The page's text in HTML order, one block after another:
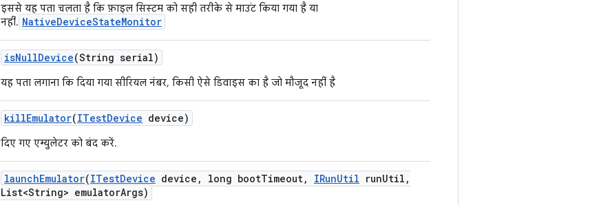
इससे यह पता चलता है कि फ़ाइल सिस्टम को सही तरीके से माउंट किया गया है या
नहीं. NativeDeviceStateMonitor
isNullDevice(String serial)
यह पता लगाना कि दिया गया सीरियल नंबर, किसी ऐसे डिवाइस का है जो मौजूद नहीं है
killEmulator(ITestDevice device)
दिए गए एम्युलेटर को बंद करें.
launchEmulator(ITestDevice device , long bootTimeout, IRunUtil runUtil ,
List<String> emulatorArgs)